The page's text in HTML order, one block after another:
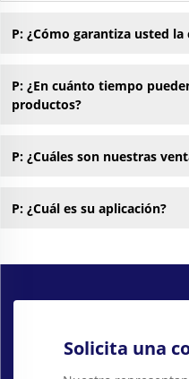
P: ¿Cómo garantiza usted la
P: ¿En cuánto tiempo
productos?
P: ¿Cuáles son nuestras
P: ¿Cuál es su aplicación?
Solicita una